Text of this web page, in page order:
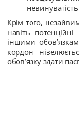
невинуватість.
Крім того,
навіть
іншими
кордон
обов’язку здати